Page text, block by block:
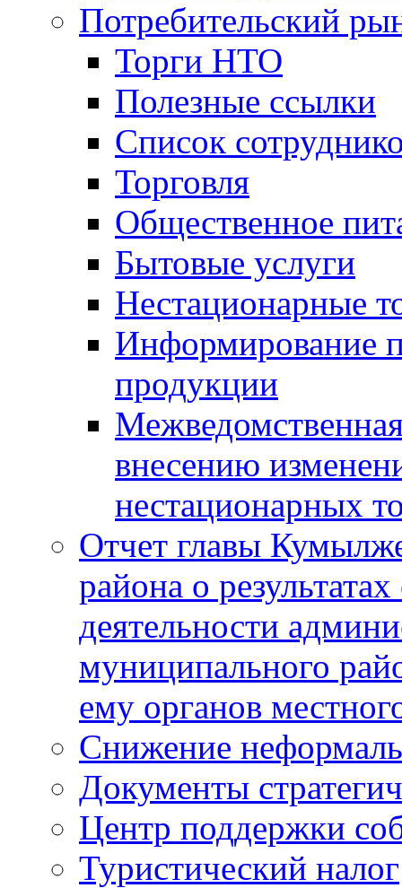
Потребительский
Торги НТО
Полезные ссылки
Список
Торговля
Общественное
Бытовые услуги
Нестационарные
Информирование
продукции
внесению
нестационарных
Отчет главы
района о
деятельности
муниципального
ему органов
Снижение
Документы
Центр поддержки
Туристический налог